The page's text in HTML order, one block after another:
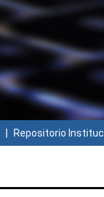
Repositorio